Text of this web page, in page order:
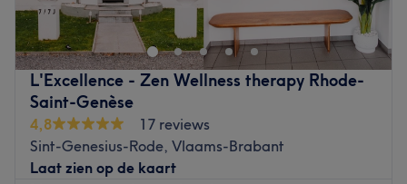
L'Excellence - Zen Wellness therapy Rhode-
Saint-Genèse
4,8
17 reviews
Sint-Genesius-Rode, Vlaams-Brabant
Laat zien op de kaart